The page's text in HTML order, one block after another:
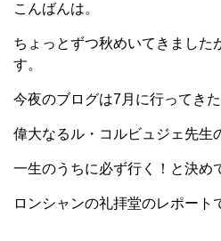
こんばんは。
ちょっとずつ秋めいてきました
す。
今夜のブログは7月に行ってき
偉大なるル・コルビュジェ先生
一生のうちに必ず行く！と決め
ロンシャンの礼拝堂のレポート